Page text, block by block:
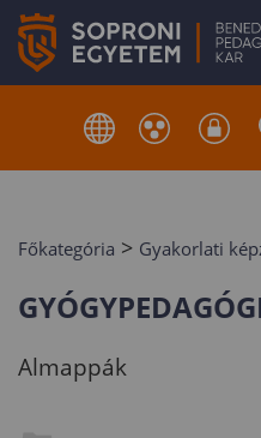
Főkategória > Gyakorlati
Almappák